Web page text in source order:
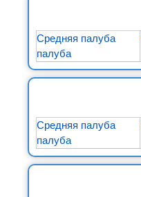
Средняя палуба
палуба
Средняя палуба
палуба